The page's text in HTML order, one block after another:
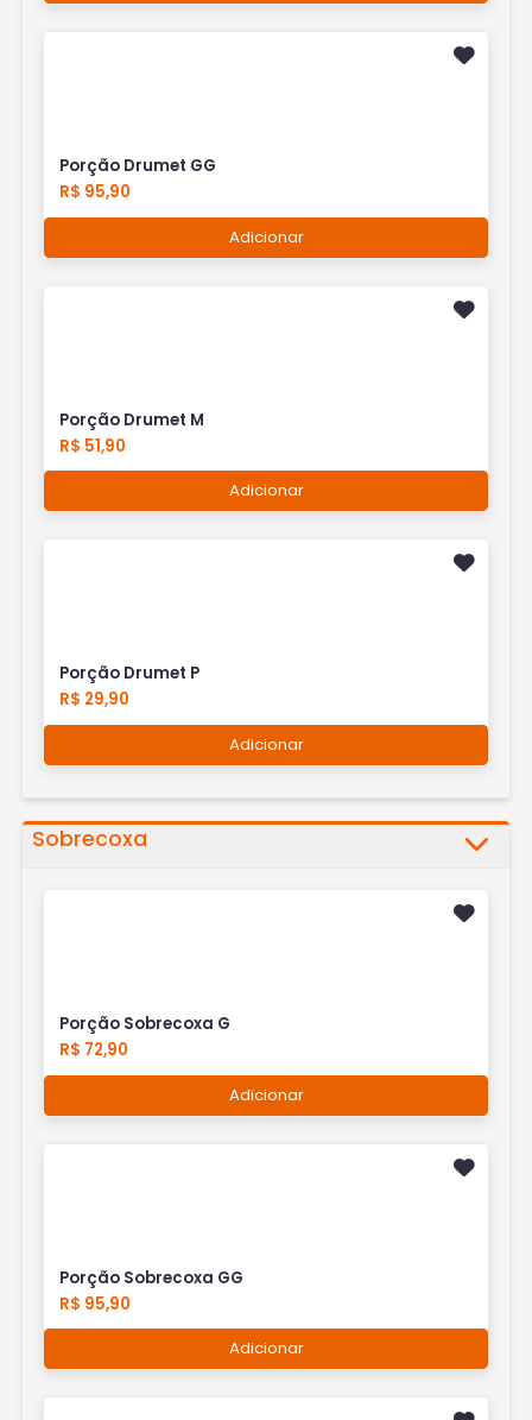
Porção Drumet GG
R$ 95,90
Adicionar
Porção Drumet M
R$ 51,90
Adicionar
Porção Drumet P
R$ 29,90
Adicionar
Sobrecoxa
Porção Sobrecoxa G
R$ 72,90
Adicionar
Porção Sobrecoxa GG
R$ 95,90
Adicionar